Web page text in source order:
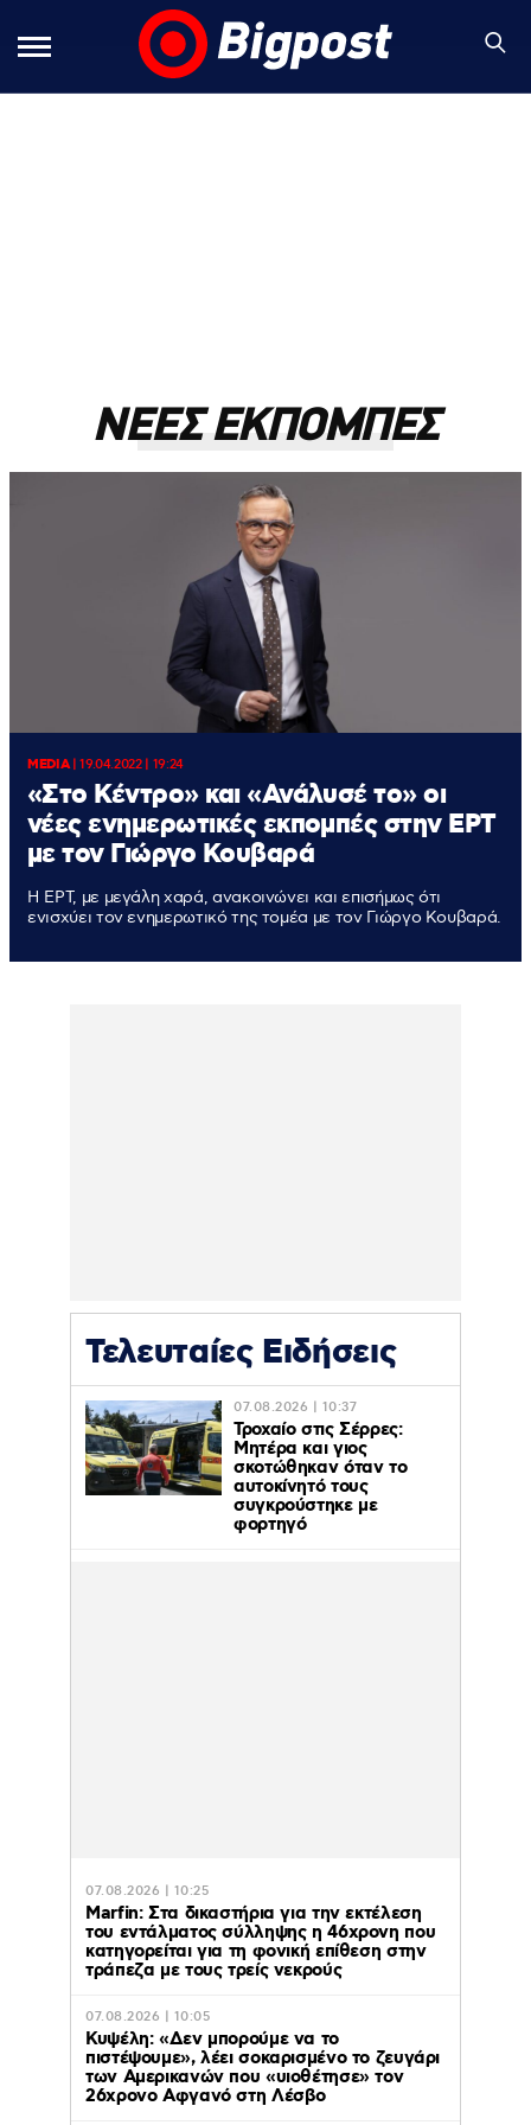
ΝΕΕΣ ΕΚΠΟΜΠΕΣ
MEDIA|19.04.2022 | 19:24
«Στο Κέντρο» και «Ανάλυσέ το» οι
νέες ενημερωτικές εκπομπές στην ΕΡΤ
με τον Γιώργο Κουβαρά
Η ΕΡΤ, με μεγάλη χαρά, ανακοινώνει και επισήμως ότι
ενισχύει τον ενημερωτικό της τομέα με τον Γιώργο Κουβαρά.
Τελευταίες Ειδήσεις
07.08.2026 | 10:37
Τροχαίο στις Σέρρες:
Μητέρα και γιος
σκοτώθηκαν όταν το
αυτοκίνητό τους
συγκρούστηκε με
φορτηγό
07.08.2026 | 10:25
Marfin: Στα δικαστήρια για την εκτέλεση
του εντάλματος σύλληψης η 46χρονη που
κατηγορείται για τη φονική επίθεση στην
τράπεζα με τους τρείς νεκρούς
07.08.2026 | 10:05
Κυψέλη: «Δεν μπορούμε να το
πιστέψουμε», λέει σοκαρισμένο το ζευγάρι
των Αμερικανών που «υιοθέτησε» τον
26χρονο Αφγανό στη Λέσβο